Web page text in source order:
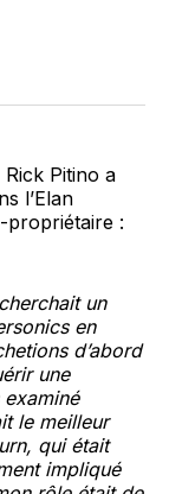
Rick Pitino a
l’Elan
propriétaire :
un
en
d’abord
une
le meilleur
qui était
impliqué